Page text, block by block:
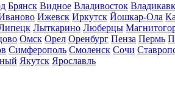
Брянск Видное Владивосток
Ижевск Иркутск Йошкар-Ола
Лыткарино Люберцы
Омск Орел Оренбург Пенза Пермь
Симферополь Смоленск Сочи
Якутск Ярославль